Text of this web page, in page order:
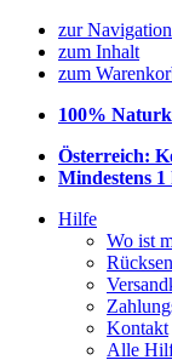
zur Navigation
zum Inhalt
zum
100%
Österreich:
Mindestens 1
Hilfe
Wo ist
Kontakt
Alle